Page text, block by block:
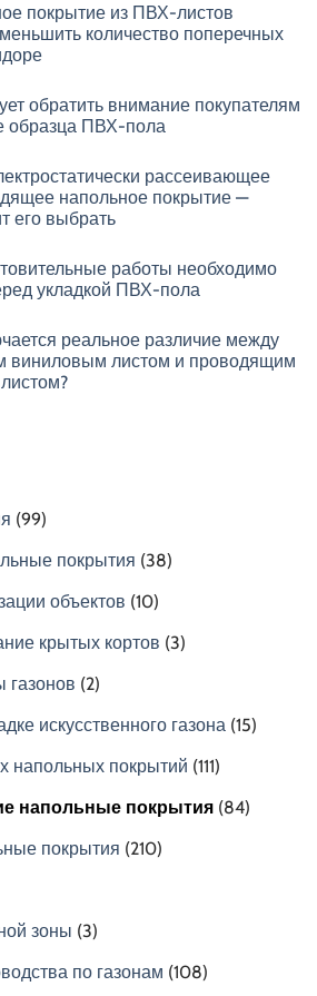
покрытие из ПВХ-листов
количество поперечных
обратить внимание покупателям
образца ПВХ-пола
рассеивающее
напольное покрытие —
его выбрать
работы необходимо
укладкой ПВХ-пола
реальное различие между
виниловым листом и проводящим
(99)
покрытия (38)
объектов (10)
крытых кортов (3)
газонов (2)
искусственного газона (15)
напольных покрытий (111)
напольные покрытия (84)
покрытия (210)
зоны (3)
по газонам (108)